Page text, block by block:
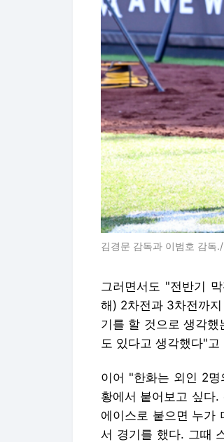
김경문 감독과 이범호 감독
그러면서도 "전반기
해) 2차전과 3차전까
기를 할 것으로 생각
도 있다고 생각했다"고
이어 "한화는 외인 2
황에서 붙어보고 싶다
에이스로 붙으면 누가
서 경기를 했다. 그때